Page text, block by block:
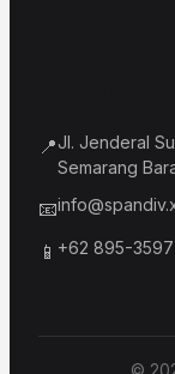
📍Jl. Jenderal
Semarang
📧
📱 +62 895-